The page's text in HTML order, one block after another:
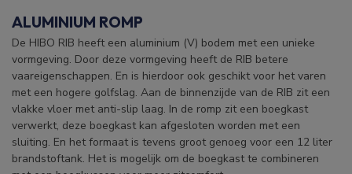
ALUMINIUM ROMP
De HIBO RIB heeft een aluminium (V) bodem met een unieke
vormgeving. Door deze vormgeving heeft de RIB betere
vaareigenschappen. En is hierdoor ook geschikt voor het varen
met een hogere golfslag. Aan de binnenzijde van de RIB zit een
vlakke vloer met anti-slip laag. In de romp zit een boegkast
verwerkt, deze boegkast kan afgesloten worden met een
sluiting. En het formaat is tevens groot genoeg voor een 12 liter
brandstoftank. Het is mogelijk om de boegkast te combineren